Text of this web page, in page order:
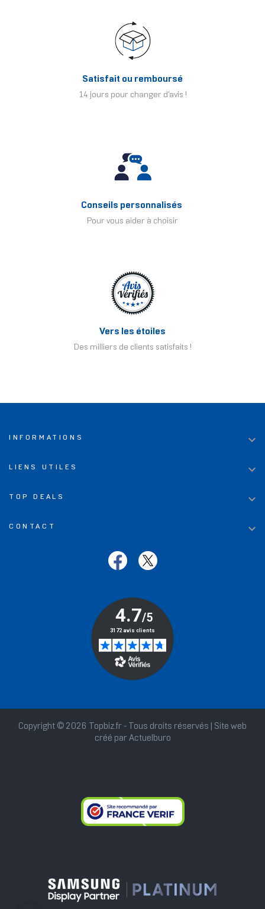
Satisfait ou remboursé
14 jours pour changer d'avis !
Conseils personnalisés
Pour vous aider à choisir
Vers les étoiles
Des milliers de clients satisfaits !
INFORMATIONS 
LIENS UTILES 
TOP DEALS 
CONTACT 
Copyright © 2026 Topbiz.fr - Tous droits réservés | Site web
créé par Actuelburo